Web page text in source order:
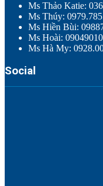
Ms Thảo Katie:
Ms Thúy:
Ms Hiền Bùi:
Ms Hoài:
Ms Hà My:
Social